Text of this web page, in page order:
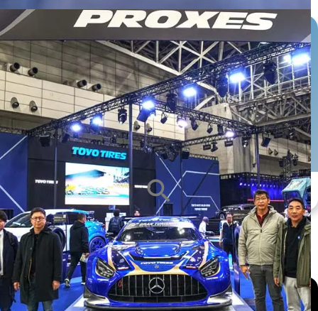
หน้ายาง
ALL
ซีรีส์ยาง
ALL
ขนาดกะทะล้อ
ALL
search
แกลเลอรี่